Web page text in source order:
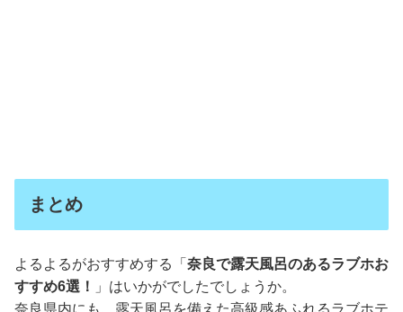
まとめ
よるよるがおすすめする「 奈良で露天風呂のあるラブホお
すすめ6選！
」はいかがでしたでしょうか。
奈良県内にも、露天風呂を備えた高級感あふれるラブホテ